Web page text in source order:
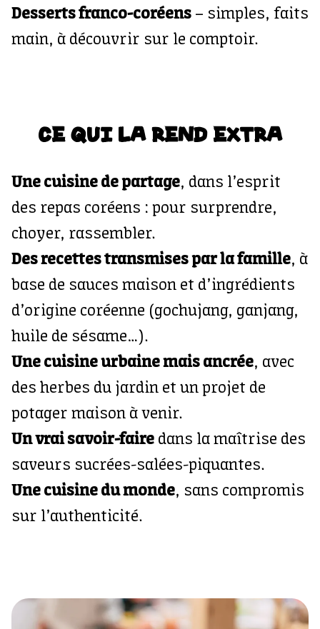
Desserts franco-coréens – simples, faits
main, à découvrir sur le comptoir.
CE QUI LA REND EXTRA
Une cuisine de partage, dans l’esprit
des repas coréens : pour surprendre,
choyer, rassembler.
Des recettes transmises par la famille, à
base de sauces maison et d’ingrédients
d’origine coréenne (gochujang, ganjang,
huile de sésame…).
Une cuisine urbaine mais ancrée, avec
des herbes du jardin et un projet de
potager maison à venir.
Un vrai savoir-faire dans la maîtrise des
saveurs sucrées-salées-piquantes.
Une cuisine du monde, sans compromis
sur l’authenticité.